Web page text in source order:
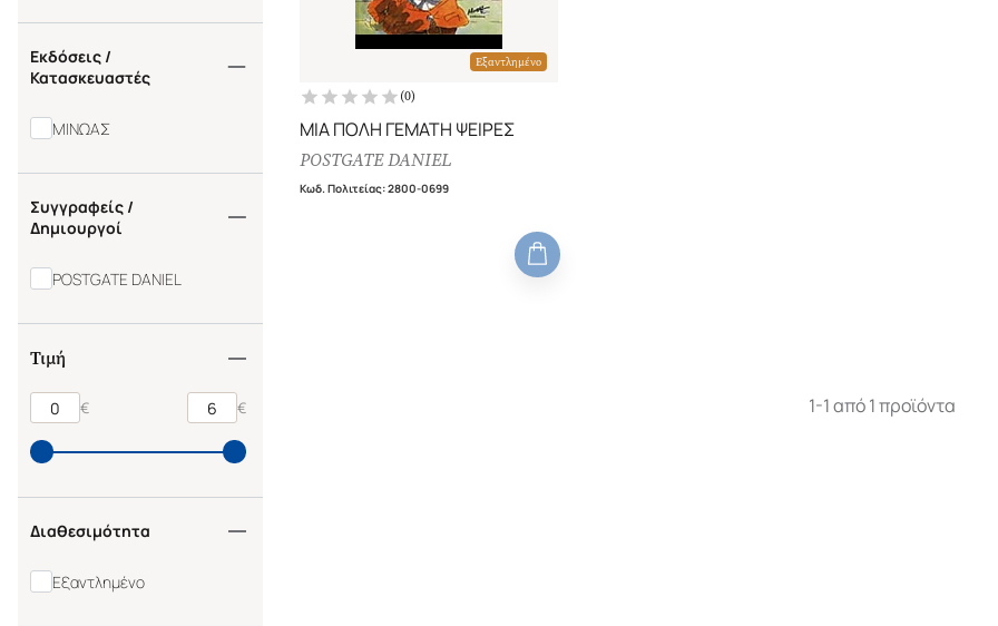
Εκδόσεις /
Κατασκευαστές
ΜΙΝΩΑΣ
Συγγραφείς /
Δημιουργοί
POSTGATE DANIEL
Τιμή
€ €
Διαθεσιμότητα
Εξαντλημένο
Εξαντλημένο
(0)
ΜΙΑ ΠΟΛΗ ΓΕΜΑΤΗ ΨΕΙΡΕΣ
POSTGATE DANIEL
Κωδ. Πολιτείας:2800-0699
1-1 από 1 προϊόντα